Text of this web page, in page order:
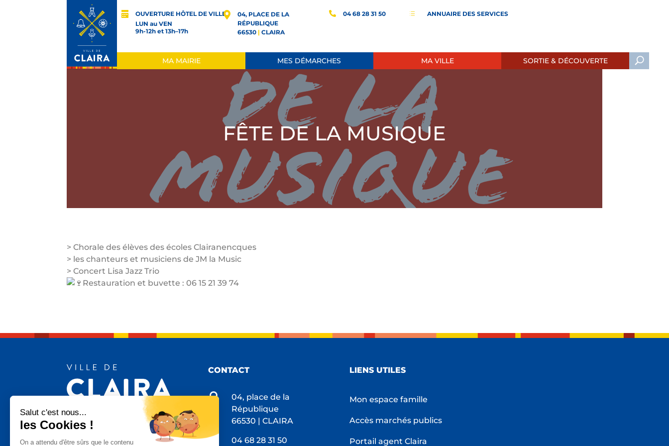
OUVERTURE HÔTEL DE VILLE
LUN au VEN
9h-12h et 13h–17h
04, PLACE DE LA
RÉPUBLIQUE
66530| CLAIRA
04 68 28 31 50 d ANNUAIRE DES SERVICES
MA MAIRIE MES DÉMARCHES MA VILLE SORTIE & DÉCOUVERTE
FÊTE DE LA MUSIQUE
> Chorale des élèves des écoles Clairanencques
> les chanteurs et musiciens de JM la Music
> Concert Lisa Jazz Trio
Restauration et buvette : 06 15 21 39 74
CONTACT

04, place de la
République
66530 | CLAIRA
 04 68 28 31 50
LIENS UTILES
Mon espace famille
Accès marchés publics
Portail agent Claira
Salut c'est nous...
les Cookies !
On a attendu d'être sûrs que le contenu